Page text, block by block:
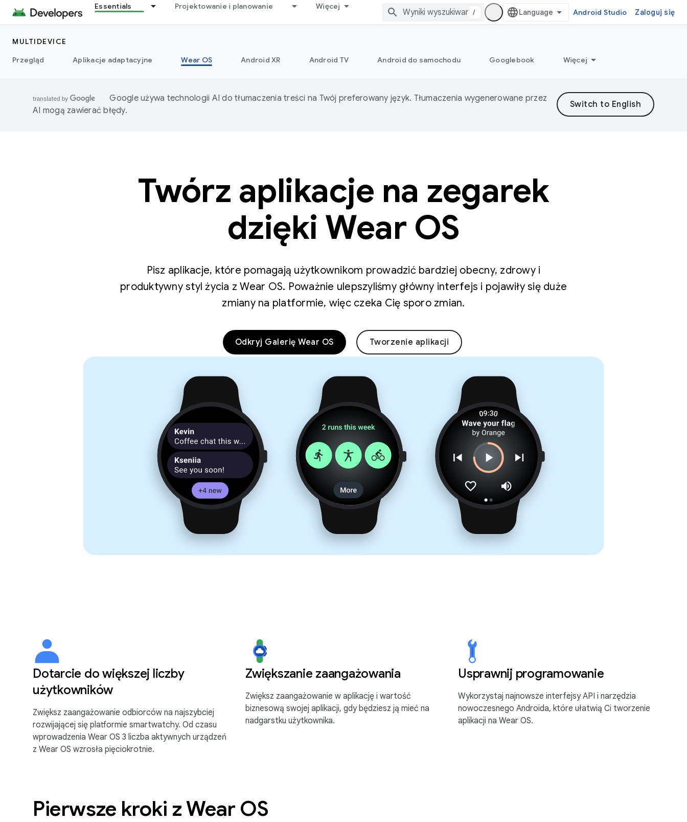
Essentials Projektowanie i planowanie Więcej
/ Android Studio Zaloguj się
MULTIDEVICE
Przegląd
Aplikacje adaptacyjne Wear OS Android XR Android TV Android do samochodu Googlebook Więcej
Google używa technologii AI do tłumaczenia treści na Twój preferowany język. Tłumaczenia wygenerowane przez
AI mogą zawierać błędy.
Twórz aplikacje na zegarek
dzięki Wear OS
Pisz aplikacje, które pomagają użytkownikom prowadzić bardziej obecny, zdrowy i
produktywny styl życia z Wear OS. Poważnie ulepszyliśmy główny interfejs i pojawiły się duże
zmiany na platformie, więc czeka Cię sporo zmian.
Odkryj Galerię Wear OS Tworzenie aplikacji
Dotarcie do większej liczby
użytkowników
Zwiększ zaangażowanie odbiorców na najszybciej
rozwijającej się platformie smartwatchy. Od czasu
wprowadzenia Wear OS 3 liczba aktywnych urządzeń
z Wear OS wzrosła pięciokrotnie.
Zwiększanie zaangażowania
Zwiększ zaangażowanie w aplikację i wartość
biznesową swojej aplikacji, gdy będziesz ją mieć na
nadgarstku użytkownika.
Usprawnij programowanie
Wykorzystaj najnowsze interfejsy API i narzędzia
nowoczesnego Androida, które ułatwią Ci tworzenie
aplikacji na Wear OS.
Pierwsze kroki z Wear OS